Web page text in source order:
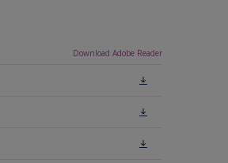
Download Adobe Reader